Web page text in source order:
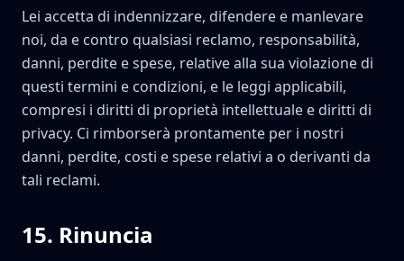
Lei accetta di indennizzare, difendere e manlevare
noi, da e contro qualsiasi reclamo, responsabilità,
danni, perdite e spese, relative alla sua violazione di
questi termini e condizioni, e le leggi applicabili,
compresi i diritti di proprietà intellettuale e diritti di
privacy. Ci rimborserà prontamente per i nostri
danni, perdite, costi e spese relativi a o derivanti da
tali reclami.
15. Rinuncia